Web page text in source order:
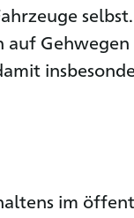
selbst.
auf
im